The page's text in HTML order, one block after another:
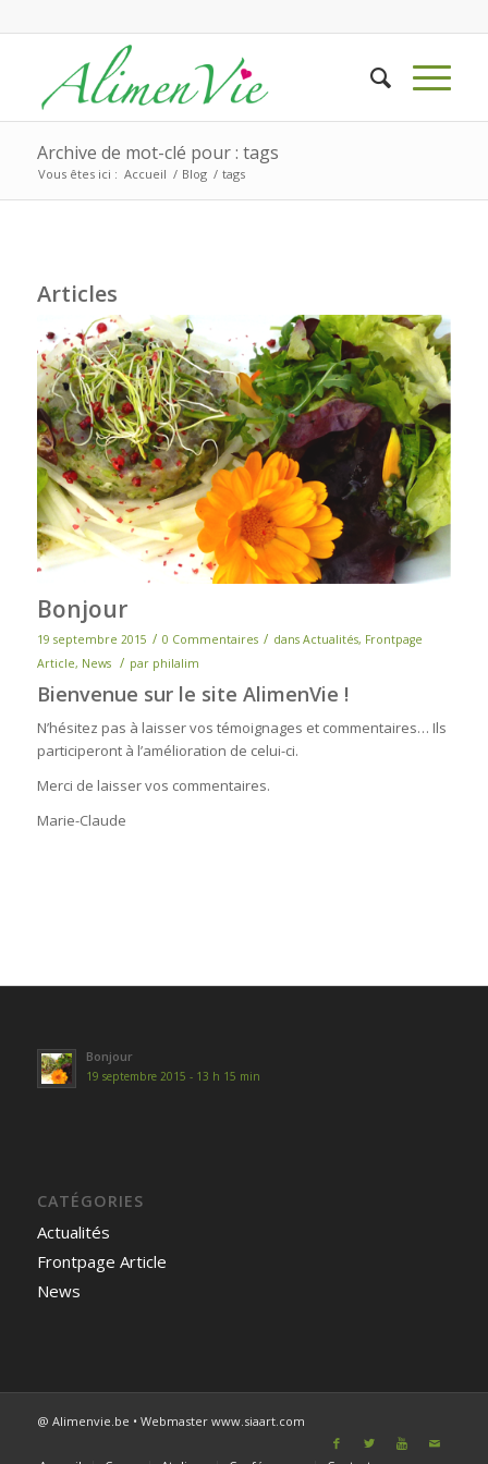
Archive de mot-clé pour : tags
Vous êtes ici : Accueil / Blog / tags
Articles
Bonjour
19 septembre 2015 / 0 Commentaires / dans Actualités, Frontpage
Article, News / par philalim
Bienvenue sur le site AlimenVie !
N’hésitez pas à laisser vos témoignages et commentaires… Ils
participeront à l’amélioration de celui-ci.
Merci de laisser vos commentaires.
Marie-Claude
Bonjour
19 septembre 2015 - 13 h 15 min
CATÉGORIES
Actualités
Frontpage Article
News
@ Alimenvie.be • Webmaster www.siaart.com